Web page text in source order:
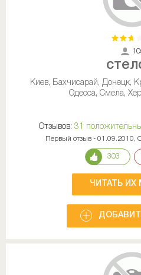
Киев, Бахчисарай, Донецк,
Одесса, Смела,
Отзывов: 31
Первый отзыв - 01.09.2010,
303
ЧИТАТЬ ИХ